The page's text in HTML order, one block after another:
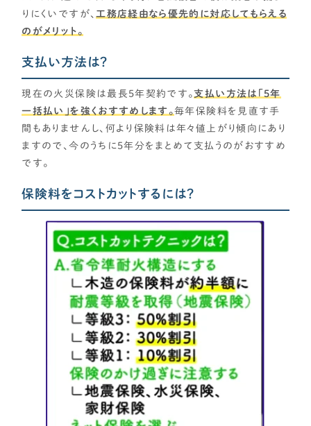
りにくいですが、工務店経由なら優先的に対応してもらえる
のがメリット。
支払い方法は？
現在の火災保険は最長5年契約です。支払い方法は「5年
一括払い」を強くおすすめします。毎年保険料を見直す手
間もありませんし、何より保険料は年々値上がり傾向にあり
ますので、今のうちに5年分をまとめて支払うのがおすすめ
です。
保険料をコストカットするには？